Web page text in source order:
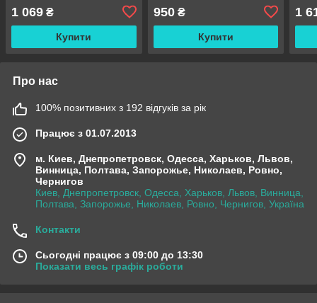
спостереження/
відеокамера для дому
1 069 ₴
Купити
950₴
Купити
1
Про нас
100% позитивних з 192 відгуків за рік
Працює з 01.07.2013
м. Киев, Днепропетровск, Одесса, Харьков, Львов,
Винница, Полтава, Запорожье, Николаев, Ровно,
Чернигов
Киев, Днепропетровск, Одесса, Харьков, Львов, Винница,
Полтава, Запорожье, Николаев, Ровно, Чернигов, Україна
Контакти
Сьогодні працює з 09:00 до 13:30
Показати весь графік роботи